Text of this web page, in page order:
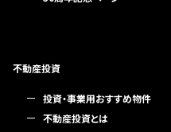
不動産投資
投資・事業用おすすめ物件
不動産投資とは